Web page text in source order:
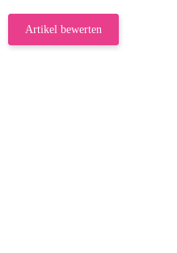
Artikel bewerten